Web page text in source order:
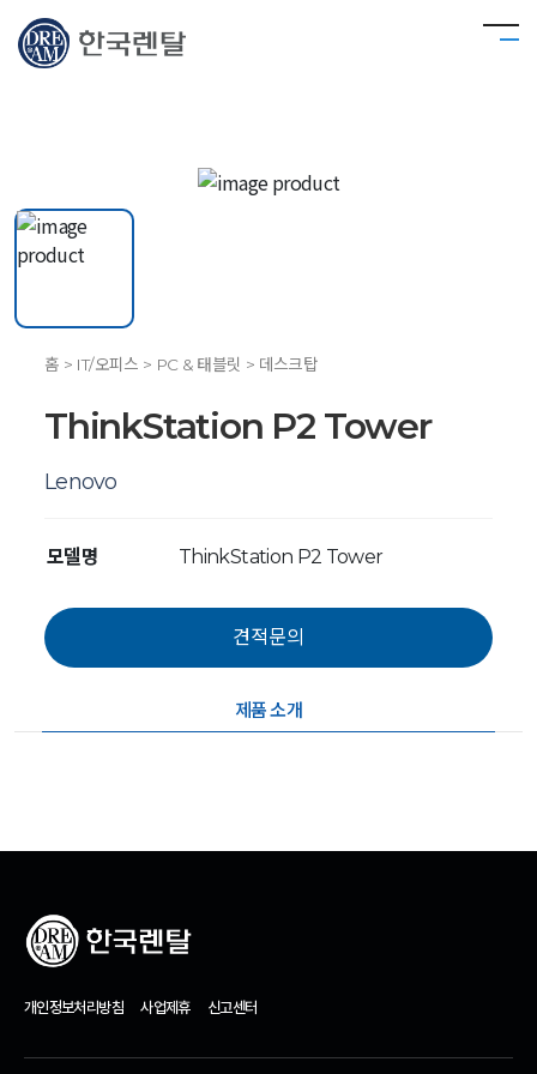
홈 > IT/오피스 > PC & 태블릿 > 데스크탑
ThinkStation P2 Tower
Lenovo
모델명 ThinkStation P2 Tower
제품 소개
개인정보처리방침 사업제휴 신고센터